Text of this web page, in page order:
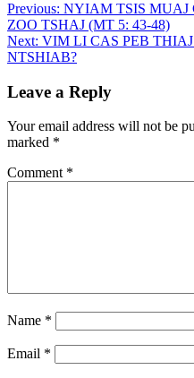
Post
navigation
Previous: NYIAM TSIS MUAJ
ZOO TSHAJ (MT 5: 43-48)
Next: VIM LI CAS PEB
NTSHIAB?
Leave a Reply
Your email address will not be
marked *
Comment *
Name *
Email *